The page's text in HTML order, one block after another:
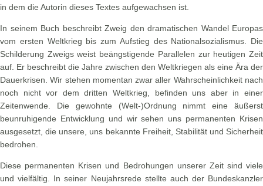
in dem die Autorin dieses Textes aufgewachsen ist.
In seinem Buch beschreibt Zweig den dramatischen Wandel Europas
vom ersten Weltkrieg bis zum Aufstieg des Nationalsozialismus. Die
Schilderung Zweigs weist beängstigende Parallelen zur heutigen Zeit
auf. Er beschreibt die Jahre zwischen den Weltkriegen als eine Ära der
Dauerkrisen. Wir stehen momentan zwar aller Wahrscheinlichkeit nach
noch nicht vor dem dritten Weltkrieg, befinden uns aber in einer
Zeitenwende. Die gewohnte (Welt-)Ordnung nimmt eine äußerst
beunruhigende Entwicklung und wir sehen uns permanenten Krisen
ausgesetzt, die unsere, uns bekannte Freiheit, Stabilität und Sicherheit
bedrohen.
Diese permanenten Krisen und Bedrohungen unserer Zeit sind viele
und vielfältig. In seiner Neujahrsrede stellte auch der Bundeskanzler